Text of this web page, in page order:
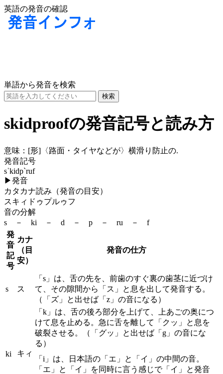
英語の発音の確認
単語から発音を検索
skidproofの発音記号と読み方
意味： [形] 〈路面・タイヤなどが〉横滑り防止の.
発音記号
sˈkidp`ruf
▶発音
カタカナ読み（発音の目安）
スキィドゥプルゥフ
音の分解
s － ki － d － p － ru － f
発
音
記
号
カナ
（目
安）
発音の仕方
s ス
「s」は、舌の先を、前歯のすぐ裏の歯茎に近づけ
て、その隙間から「ス」と息を出して発音する。
（「ズ」と出せば「z」の音になる）
ki キィ
「k」は、舌の後ろ部分を上げて、上あごの奥につ
けて息を止める。急に舌を離して「クッ」と息を
破裂させる。（「グッ」と出せば「g」の音にな
る）
「i」は、日本語の「エ」と「イ」の中間の音。
「エ」と「イ」を同時に言う感じで「イ」と発音